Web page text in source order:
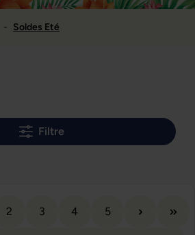
- Soldes Eté
Filtre
Page
2 Page
3 Page
4 Page
5